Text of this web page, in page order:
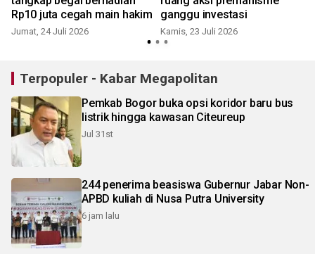
Rp10 juta cegah main hakim
Jumat, 24 Juli 2026
ganggu investasi
Kamis, 23 Juli 2026
Terpopuler - Kabar Megapolitan
Pemkab Bogor buka opsi koridor baru bus
listrik hingga kawasan Citeureup
Jul 31st
244 penerima beasiswa Gubernur Jabar Non-
APBD kuliah di Nusa Putra University
6 jam lalu